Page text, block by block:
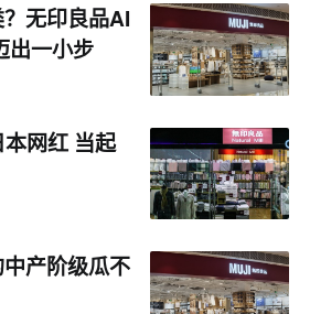
无印良品AI
出一小步
网红 当起
产阶级瓜不